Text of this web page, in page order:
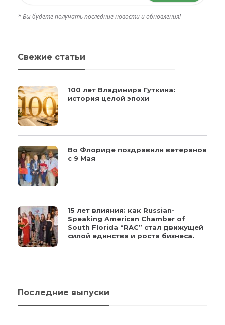
* Вы будете получать последние новости и обновления!
Свежие статьи
100 лет Владимира Гуткина:
история целой эпохи
Во Флориде поздравили ветеранов
с 9 Мая
15 лет влияния: как Russian-
Speaking American Chamber of
South Florida “RAC” стал движущей
силой единства и роста бизнеса.
Последние выпуски